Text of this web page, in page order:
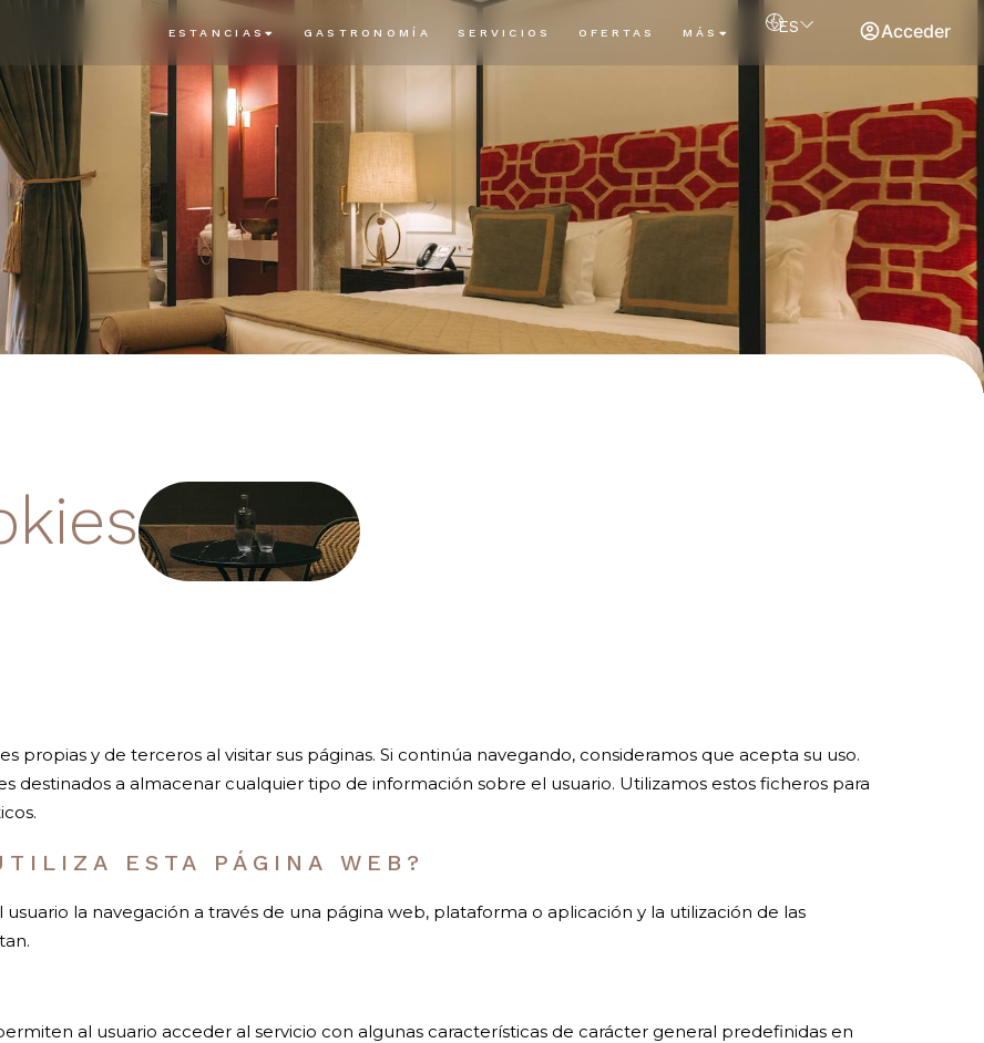
ESTANCIAS GASTRONOMÍA SERVICIOS OFERTAS MÁS ES Acceder
propias y de terceros al visitar sus páginas. Si continúa navegando, consideramos que acepta su uso.
destinados a almacenar cualquier tipo de información sobre el usuario. Utilizamos estos ficheros para
ESTA PÁGINA WEB?
la navegación a través de una página web, plataforma o aplicación y la utilización de las
al usuario acceder al servicio con algunas características de carácter general predefinidas en